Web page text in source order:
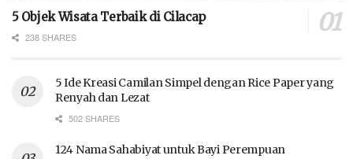
5 Objek Wisata Terbaik di Cilacap
238 SHARES
5 Ide Kreasi Camilan Simpel dengan Rice Paper yang
Renyah dan Lezat
502 SHARES
124 Nama Sahabiyat untuk Bayi Perempuan